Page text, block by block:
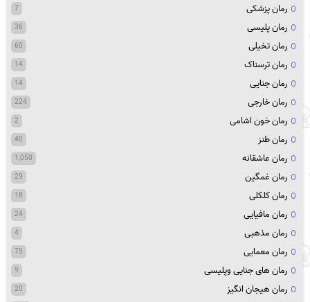
رمان پزشکی 7
رمان پلیسی 36
رمان تخیلی 60
رمان ترسناک 14
رمان جنایی 14
رمان خارجی 224
رمان خون اشامی 2
رمان طنز 40
رمان عاشقانه 1,050
رمان غمگین 29
رمان کلکلی 18
رمان مافیایی 24
رمان مذهبی 4
رمان معمایی 75
رمان های جنایی وپلیسی 9
رمان هیجان انگیز 20